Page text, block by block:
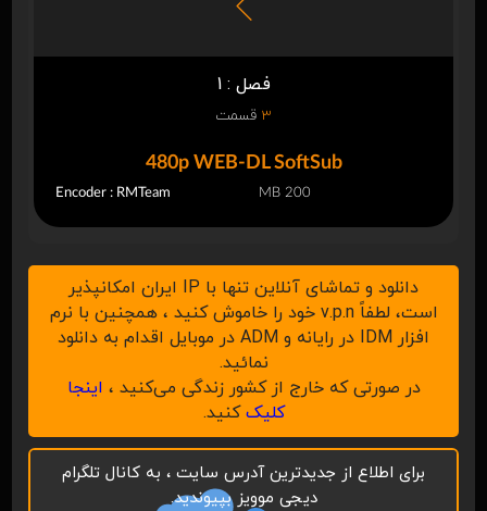
فصل : 1
3 قسمت
480p WEB-DL SoftSub
Encoder : RMTeam 200 MB
دانلود و تماشای آنلاین تنها با IP ایران امکانپذیر
است، لطفاً v.p.n خود را خاموش کنید ، همچنین با نرم
افزار IDM در رایانه و ADM در موبایل اقدام به دانلود
نمائید.
در صورتی که خارج از کشور زندگی می‌کنید ، اینجا
کلیککنید.
برای اطلاع از جدیدترین آدرس سایت ، به کانال تلگرام
دیجی موویز بپیوندید.